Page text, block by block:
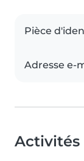
Pièce
Adresse e-
Activités